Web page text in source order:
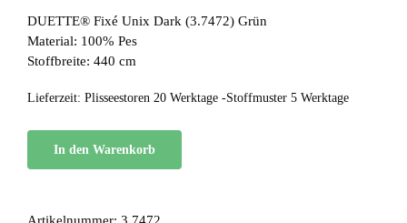
DUETTE® Fixé Unix Dark (3.7472) Grün
Material: 100% Pes
Stoffbreite: 440 cm
Lieferzeit: Plisseestoren 20 Werktage -Stoffmuster 5 Werktage
In den Warenkorb